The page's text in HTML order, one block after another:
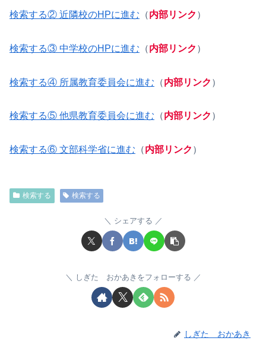
検索する② 近隣校のHPに進む （内部リンク ）
検索する③ 中学校のHPに進む （内部リンク ）
検索する④ 所属教育委員会に進む （内部リンク ）
検索する⑤ 他県教育委員会に進む （内部リンク ）
検索する⑥ 文部科学省に進む （内部リンク ）
検索する 検索する
シェアする
しぎた おかあきをフォローする
しぎた おかあき